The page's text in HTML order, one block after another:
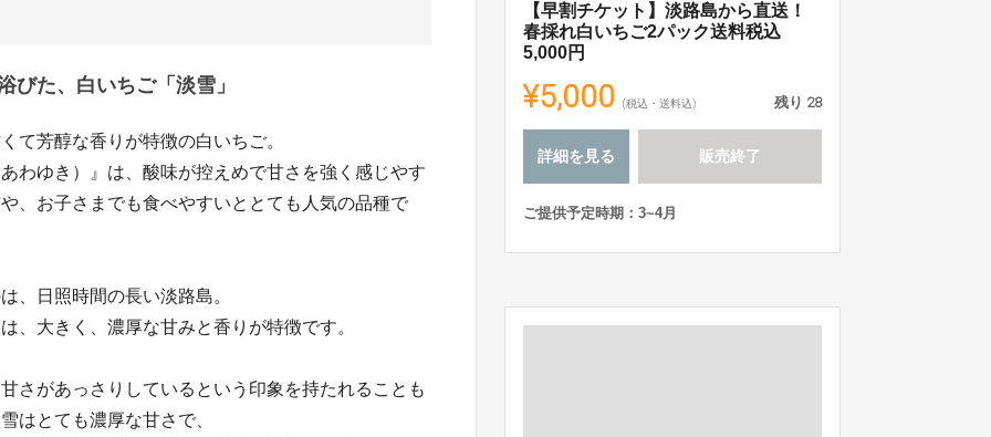
びた、白いちご「淡雪」
て芳醇な香りが特徴の白いちご。
わゆき）』は、酸味が控えめで甘さを強く感じやす
、お子さまでも食べやすいととても人気の品種で
、日照時間の長い淡路島。
、大きく、濃厚な甘みと香りが特徴です。
さがあっさりしているという印象を持たれることも
はとても濃厚な甘さで、
【早割チケット】淡路島から直送！
春採れ白いちご2パック送料税込
5,000円
¥5,000 (税込・送料込) 残り 28
詳細を見る 販売終了
ご提供予定時期：3~4月